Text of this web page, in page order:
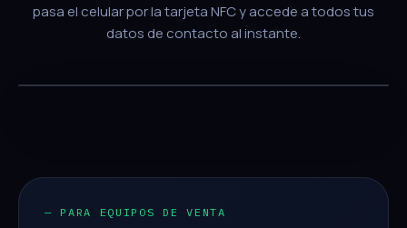
pasa el celular por la tarjeta NFC y accede a todos tus
datos de contacto al instante.
— PARA EQUIPOS DE VENTA